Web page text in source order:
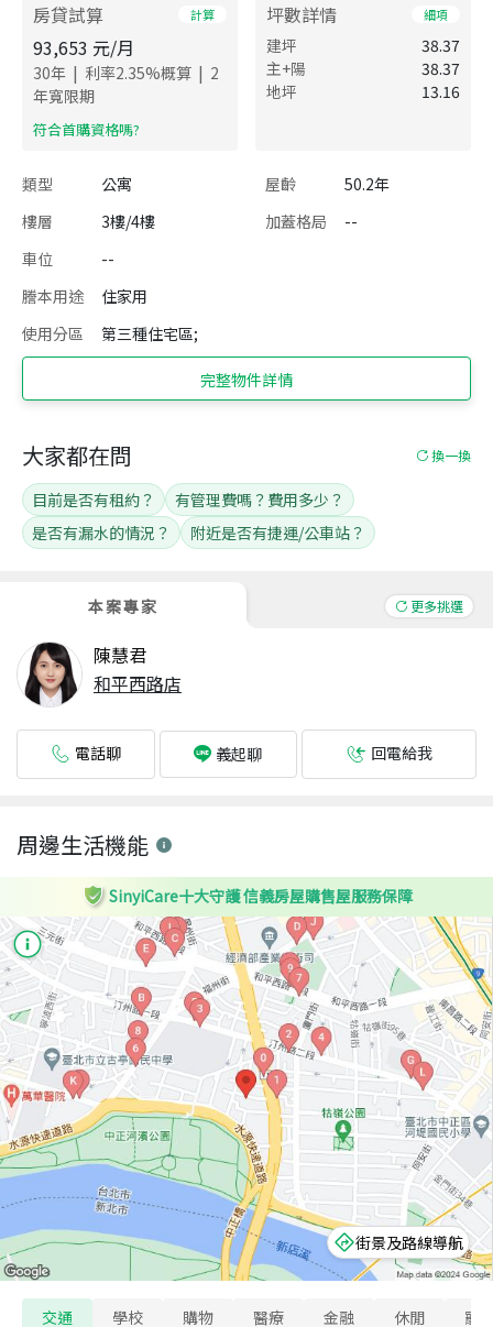
房貸試算 計算
93,653 元/月
30年 | 利率2.35%概算 | 2
年寬限期
​符合首購資格嗎?
坪數詳情 細項
建坪
38.37
主+陽
38.37
地坪
13.16
類型 公寓 屋齡
50.2年
樓層
3樓/4樓 加蓋格局
--
車位
--
謄本用途
住家用
使用分區
第三種住宅區;
完整物件詳情
本案專家 更多挑選
陳慧君
和平西路店
電話聊 義起聊 回電給我
大家都在問 換一換
目前是否有租約？
有管理費嗎？費用多少？
是否有漏水的情況？
附近是否有捷運/公車站？
周邊生活機能
SinyiCare十大守護 信義房屋購售屋服務保障
街景及路線導航
交通 學校 購物 醫療 金融 休閒 寵